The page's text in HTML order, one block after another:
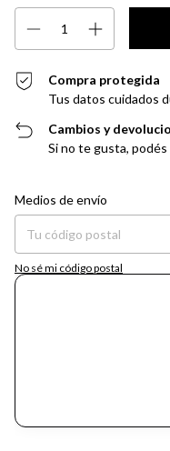
Compra protegida
Tus datos cuidados
Cambios y
Si no te gusta,
Entregas para el CP:
Medios de envío
No sé mi código postal